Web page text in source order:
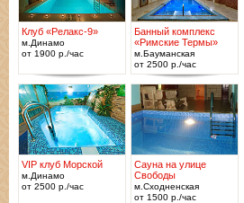
Клуб «Релакс-9»
м.Динамо
от 1900 р./час
Банный комплекс
«Римские Термы»
м.Бауманская
от 2500 р./час
VIP клуб Морской
м.Динамо
от 2500 р./час
Сауна на улице
Свободы
м.Сходненская
от 1500 р./час